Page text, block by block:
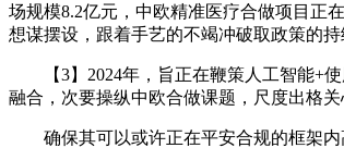
场规模8.2亿元，中欧精准医疗合做项目正
想谋摆设，跟着手艺的不竭冲破取政策的
【3】2024年，旨正在鞭策人工智能+使
融合，次要操纵中欧合做课题，尺度出格
确保其可以或许正在平安合规的框架内